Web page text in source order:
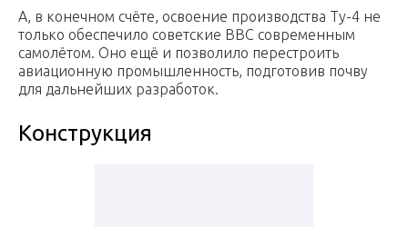
А, в конечном счёте, освоение производства Ту-4 не
только обеспечило советские ВВС современным
самолётом. Оно ещё и позволило перестроить
авиационную промышленность, подготовив почву
для дальнейших разработок.
Конструкция